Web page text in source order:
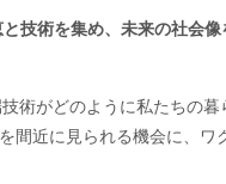
技術を集め、未来の社会像
術がどのように私たちの暮
間近に見られる機会に、ワ